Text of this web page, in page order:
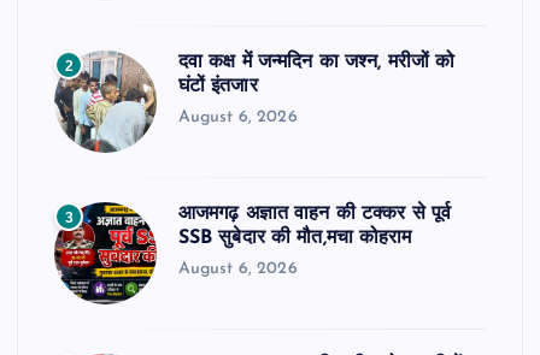
2
दवा कक्ष में जन्मदिन का जश्न, मरीजों को
घंटों इंतजार
August 6, 2026
3
आजमगढ़ अज्ञात वाहन की टक्कर से पूर्व
SSB सुबेदार की मौत,मचा कोहराम
August 6, 2026